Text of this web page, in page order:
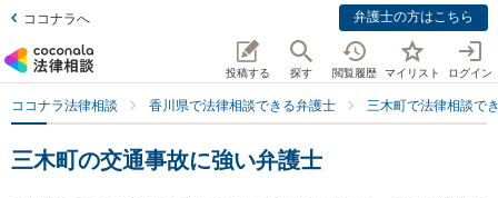
ココナラへ 弁護士の方はこちら
投稿する 探す 閲覧履歴 マイリスト ログイン
ココナラ法律相談 香川県で法律相談できる弁護士 三木町で法律相談で
三木町の交通事故に強い弁護士